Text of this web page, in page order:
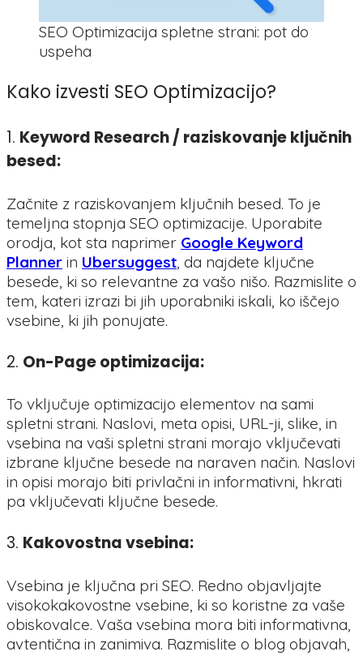
SEO Optimizacija spletne strani: pot do
uspeha
Kako izvesti SEO Optimizacijo?
1. Keyword Research / raziskovanje ključnih
besed:
Začnite z raziskovanjem ključnih besed. To je
temeljna stopnja SEO optimizacije. Uporabite
orodja, kot sta naprimer Google Keyword
Planner in Ubersuggest , da najdete ključne
besede, ki so relevantne za vašo nišo. Razmislite o
tem, kateri izrazi bi jih uporabniki iskali, ko iščejo
vsebine, ki jih ponujate.
2. On-Page optimizacija:
To vključuje optimizacijo elementov na sami
spletni strani. Naslovi, meta opisi, URL-ji, slike, in
vsebina na vaši spletni strani morajo vključevati
izbrane ključne besede na naraven način. Naslovi
in opisi morajo biti privlačni in informativni, hkrati
pa vključevati ključne besede.
3. Kakovostna vsebina:
Vsebina je ključna pri SEO. Redno objavljajte
visokokakovostne vsebine, ki so koristne za vaše
obiskovalce. Vaša vsebina mora biti informativna,
avtentična in zanimiva. Razmislite o blog objavah,